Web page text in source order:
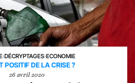
›DÉCRYPTAGES›ECONOMIE
POSITIF DE LA CRISE ?
26 avril 2020